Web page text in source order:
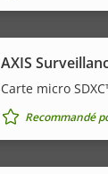
AXIS
Carte micro
Recommandé